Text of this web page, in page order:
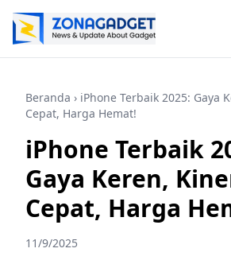
Beranda › iPhone Terbaik 2025: Gaya
Cepat, Harga Hemat!
iPhone Terbaik
Gaya Keren,
Cepat, Harga
11/9/2025